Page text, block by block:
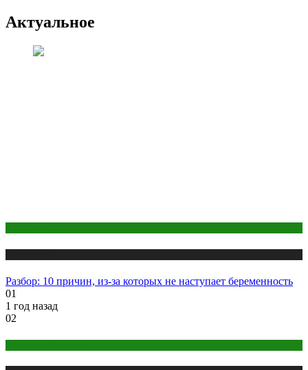
Актуальное
Разбор: 10 причин, из-за которых не наступает беременность
01
1 год назад
02